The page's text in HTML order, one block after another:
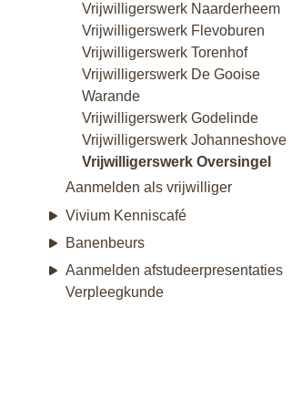
Vrijwilligerswerk Naarderheem
Vrijwilligerswerk Flevoburen
Vrijwilligerswerk Torenhof
Vrijwilligerswerk De Gooise
Warande
Vrijwilligerswerk Godelinde
Vrijwilligerswerk Johanneshove
Vrijwilligerswerk Oversingel
Aanmelden als vrijwilliger
Vivium Kenniscafé
Banenbeurs
Aanmelden afstudeerpresentaties
Verpleegkunde